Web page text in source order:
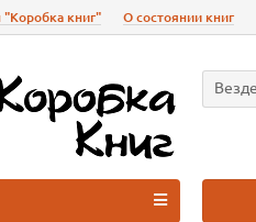
"Коробка книг" О состоянии книг
Везде